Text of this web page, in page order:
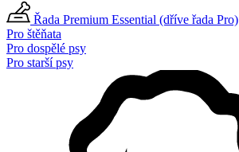
Řada Premium Essential (dříve řada Pro)
Pro štěňata
Pro dospělé psy
Pro starší psy